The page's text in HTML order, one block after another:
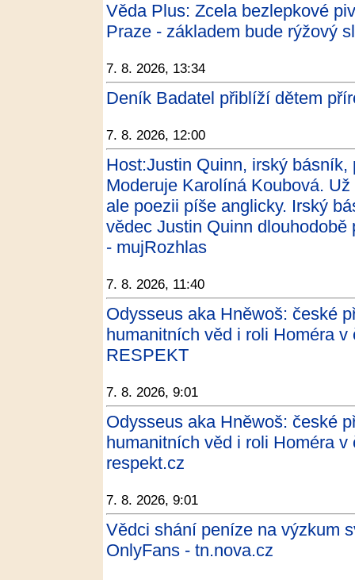
Věda Plus: Zcela bezlepkové
Praze - základem bude rýžový
7. 8. 2026, 13:34
Deník Badatel přiblíží dětem
7. 8. 2026, 12:00
Host:Justin Quinn, irský
Moderuje Karolíná Koubová.
ale poezii píše anglicky. Irský
vědec Justin Quinn
- mujRozhlas
7. 8. 2026, 11:40
Odysseus aka Hněwoš: české
humanitních věd i roli Homéra
RESPEKT
7. 8. 2026, 9:01
Odysseus aka Hněwoš: české
humanitních věd i roli Homéra
respekt.cz
7. 8. 2026, 9:01
Vědci shání peníze na výzkum
OnlyFans - tn.nova.cz